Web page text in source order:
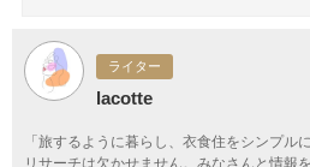
ライター
lacotte
「旅するように暮らし、衣食住をシンプル
リサーチは欠かせません。みなさんと情報